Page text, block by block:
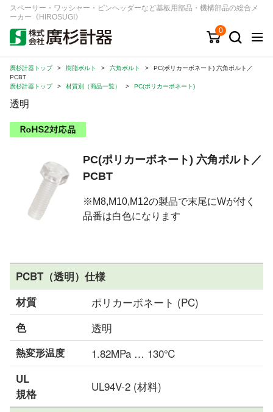
スペーサー・ワッシャー・ピンヘッダーなど基板用部品・機構部品の総合メ
ーカー《HIROSUGI》
0
キーワード 品番/シリーズ
商品カテゴリから探す
ジャンルから探す
シリーズから探す
ログイン
注文・見積りについて
会社情報
廣杉計器トップ > 樹脂ボルト > 六角ボルト >
PC(ポリカーボネート) 六角ボルト／
PCBT
廣杉計器トップ
> 材質別（商品一覧） > PC(ポリカーボネート)
透明
PC(ポリカーボネート) 六角ボルト／
PCBT
※M8,M10,M12の製品で末尾にWが付く
品番は白色になります
PCBT（透明）仕様
材質
ポリカーボネート (PC)
色 透明
熱変形温度 1.82MPa … 130℃
UL
規格
UL94V-2 (材料)